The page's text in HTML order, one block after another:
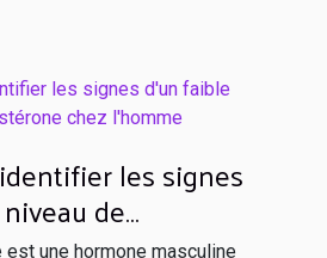
les signes
de
chez l'homme
une hormone masculine